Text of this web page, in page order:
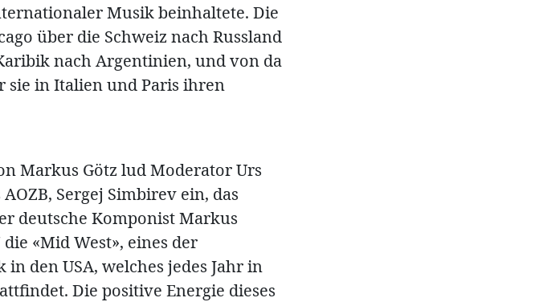
Musik beinhaltete. Die
über die Schweiz nach Russland
nach Argentinien, und von da
sie in Italien und Paris ihren
Markus Götz lud Moderator Urs
Sergej Simbirev ein, das
deutsche Komponist Markus
«Mid West», eines der
den USA, welches jedes Jahr in
Die positive Energie dieses